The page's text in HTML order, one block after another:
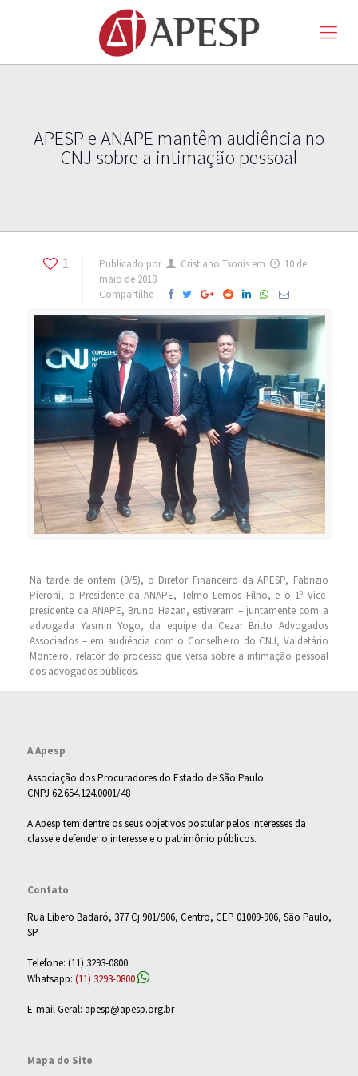
APESP e ANAPE mantêm audiência no
CNJ sobre a intimação pessoal
1 Publicado por Cristiano Tsonis em
10 de
maio de 2018
Compartilhe
Na tarde de ontem (9/5), o Diretor Financeiro da APESP, Fabrizio
Pieroni, o Presidente da ANAPE, Telmo Lemos Filho, e o 1º Vice-
presidente da ANAPE, Bruno Hazan, estiveram – juntamente com a
advogada Yasmin Yogo, da equipe da Cezar Britto Advogados
Associados – em audiência com o Conselheiro do CNJ, Valdetário
Monteiro, relator do processo que versa sobre a intimação pessoal
dos advogados públicos.
A Apesp
Associação dos Procuradores do Estado de São Paulo.
CNPJ 62.654.124.0001/48
A Apesp tem dentre os seus objetivos postular pelos interesses da
classe e defender o interesse e o patrimônio públicos.
Contato
Rua Líbero Badaró, 377 Cj 901/906, Centro, CEP 01009-906, São Paulo,
SP
Telefone: (11) 3293-0800
Whatsapp: (11) 3293-0800
E-mail Geral: apesp@apesp.org.br
Mapa do Site